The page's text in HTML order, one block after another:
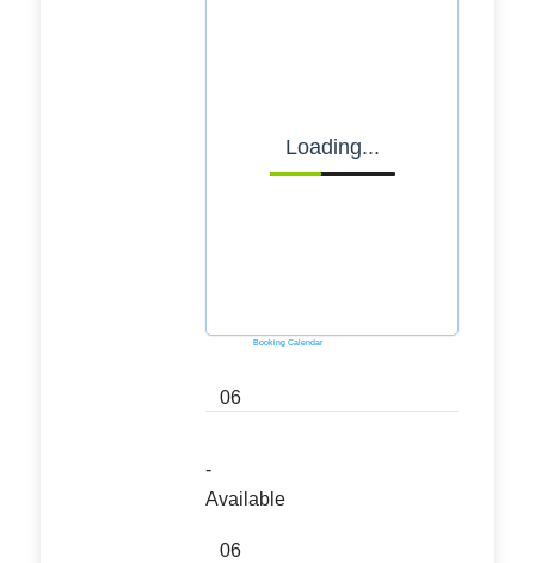
Loading...
Booking Calendar
06
-
Available
06